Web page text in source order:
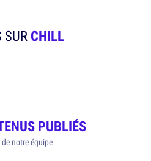
SURCHILL
PUBLIÉS
notre équipe